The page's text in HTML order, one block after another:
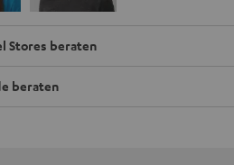
Stores beraten
beraten